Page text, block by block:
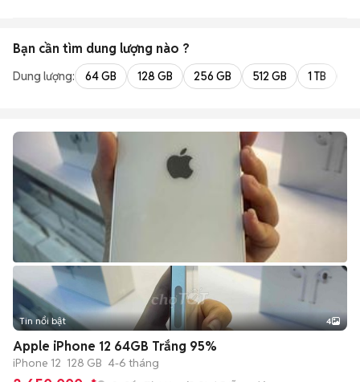
Bạn cần tìm dung lượng nào ?
Dung lượng: 64 GB 128 GB 256 GB 512 GB 1 TB
Tin nổi bật 4
Apple iPhone 12 64GB Trắng 95%
iPhone 12 128 GB 4-6 tháng